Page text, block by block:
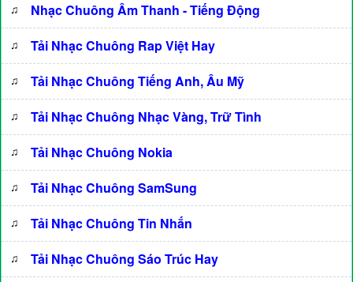
♫ Nhạc Chuông Âm Thanh - Tiếng Động
♫ Tải Nhạc Chuông Rap Việt Hay
♫ Tải Nhạc Chuông Tiếng Anh, Âu Mỹ
♫ Tải Nhạc Chuông Nhạc Vàng, Trữ Tình
♫ Tải Nhạc Chuông Nokia
♫ Tải Nhạc Chuông SamSung
♫ Tải Nhạc Chuông Tin Nhắn
♫ Tải Nhạc Chuông Sáo Trúc Hay